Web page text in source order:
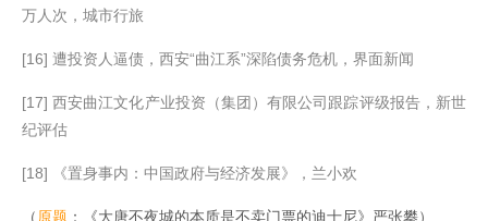
万人次，城市行旅
[16] 遭投资人逼债，西安“曲江系”深陷债务危机，界面新闻
[17] 西安曲江文化产业投资（集团）有限公司跟踪评级报告，新世
纪评估
[18] 《置身事内：中国政府与经济发展》，兰小欢
（原题 ：《大唐不夜城的本质是不卖门票的迪士尼》严张攀）